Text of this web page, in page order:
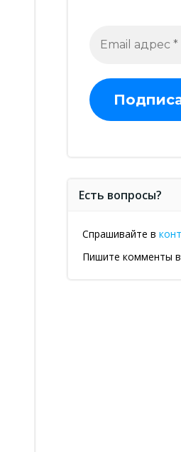
Есть вопросы?
Спрашивайте в
Пишите комменты в